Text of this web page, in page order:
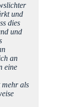
und
dies
und
an
eine
mehr als